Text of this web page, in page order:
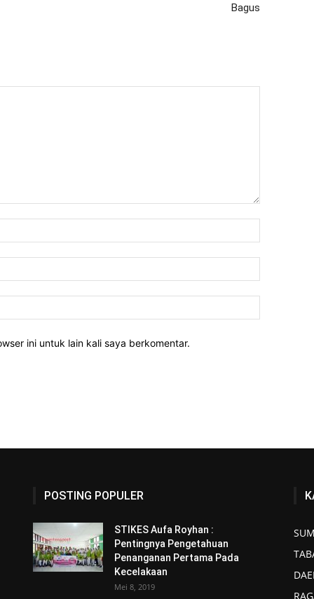
Bagus
ini untuk lain kali saya berkomentar.
POSTING POPULER
STIKES Aufa Royhan :
Pentingnya Pengetahuan
Penanganan Pertama Pada
Kecelakaan
Mei 8, 2019